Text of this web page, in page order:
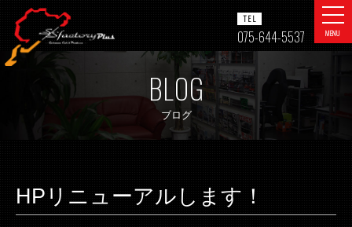
MENU
TEL
075-644-5537
BLOG
ブログ
HPリニューアルします！